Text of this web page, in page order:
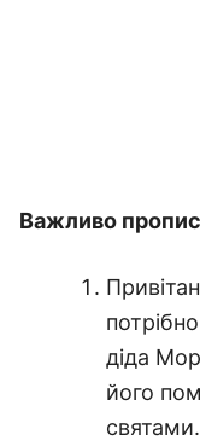
Важливо
діда
його